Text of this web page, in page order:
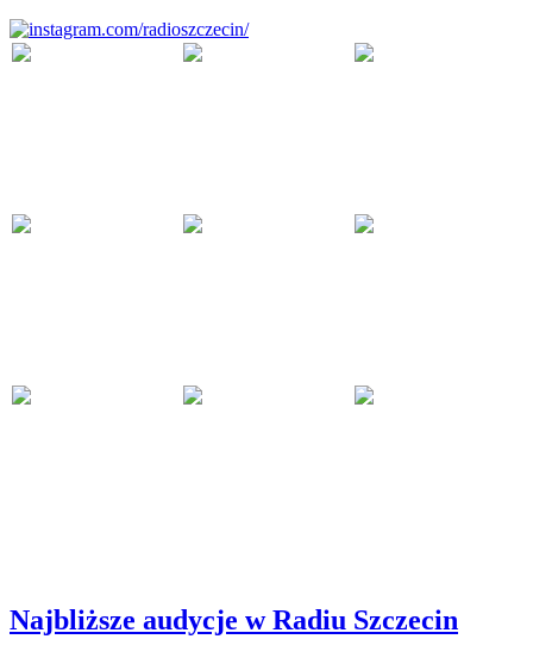
Najbliższe audycje w Radiu Szczecin